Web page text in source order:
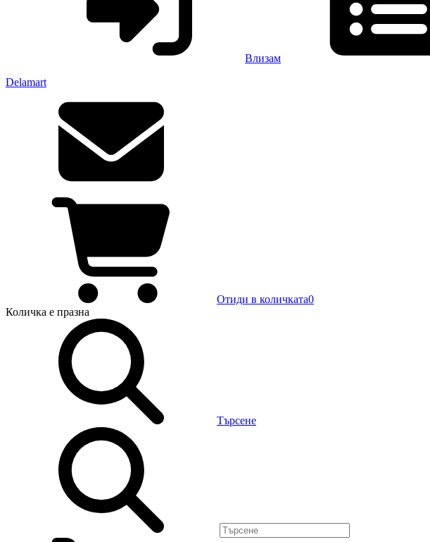
Влизам
Delamart
Отиди в количката0
Количка е празна
Търсене